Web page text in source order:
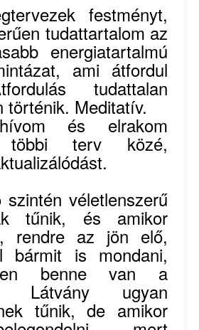
festményt,
tudattartalom az
energiatartalmú
ami átfordul
tudattalan
történik. Meditatív.
és elrakom
többi terv közé,
szintén véletlenszerű
tűnik, és amikor
rendre az jön elő,
bármit is mondani,
benne van a
Látvány ugyan
tűnik, de amikor